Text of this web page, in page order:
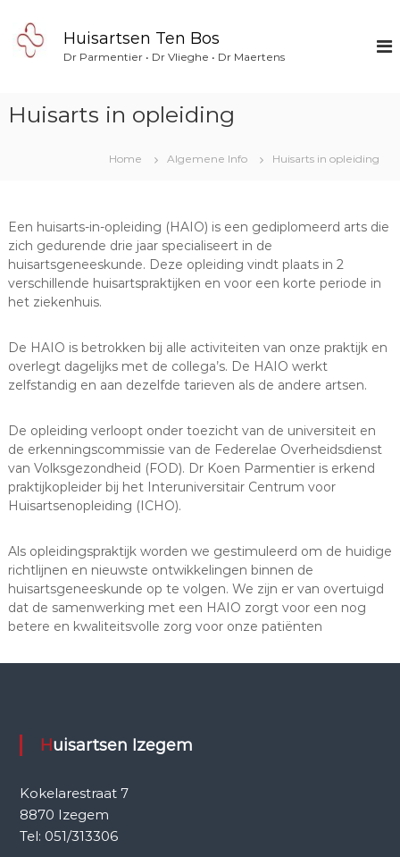
Huisartsen Ten Bos
Dr Parmentier • Dr Vlieghe • Dr Maertens
Huisarts in opleiding
Home Algemene Info Huisarts in opleiding
Een huisarts-in-opleiding (HAIO) is een gediplomeerd arts die
zich gedurende drie jaar specialiseert in de
huisartsgeneeskunde. Deze opleiding vindt plaats in 2
verschillende huisartspraktijken en voor een korte periode in
het ziekenhuis.
De HAIO is betrokken bij alle activiteiten van onze praktijk en
overlegt dagelijks met de collega’s. De HAIO werkt
zelfstandig en aan dezelfde tarieven als de andere artsen.
De opleiding verloopt onder toezicht van de universiteit en
de erkenningscommissie van de Federelae Overheidsdienst
van Volksgezondheid (FOD). Dr Koen Parmentier is erkend
praktijkopleider bij het Interuniversitair Centrum voor
Huisartsenopleiding (ICHO).
Als opleidingspraktijk worden we gestimuleerd om de huidige
richtlijnen en nieuwste ontwikkelingen binnen de
huisartsgeneeskunde op te volgen. We zijn er van overtuigd
dat de samenwerking met een HAIO zorgt voor een nog
betere en kwaliteitsvolle zorg voor onze patiënten
Huisartsen Izegem
Kokelarestraat 7
8870 Izegem
Tel: 051/313306